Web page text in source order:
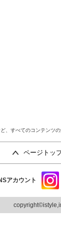
、すべてのコンテンツ
ページトッ
アカウント
ram